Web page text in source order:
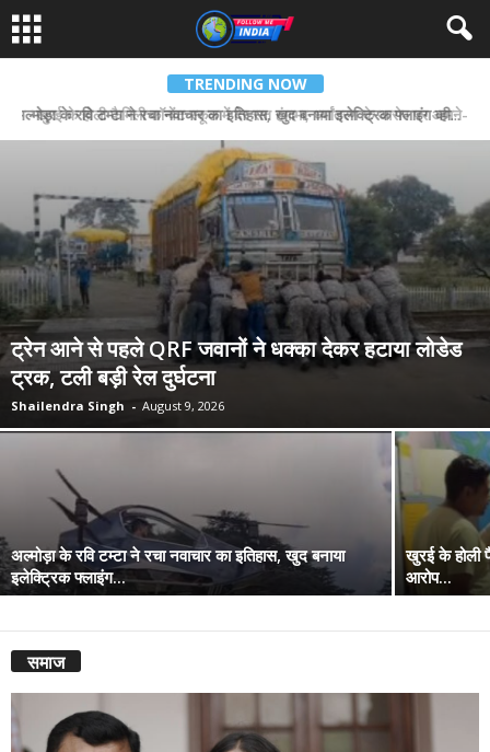
TRENDING NOW
अल्मोड़ा के रवि टम्टा ने रचा नवाचार का इतिहास, खुद बनाया इलेक्ट्रिक फ्लाइंग व्हीकल खुरई के होली फैमिली कॉन्वेंट स्कूल में देर रात हंगामा, धर्मांतरण के आरोप पर आमने-सामने आए हिंदू संगठन और स्कूल प्रबंधन
ट्रेन आने से पहले QRF जवानों ने धक्का देकर हटाया लोडेड
ट्रक, टली बड़ी रेल दुर्घटना
Shailendra Singh - August 9, 2026
अल्मोड़ा के रवि टम्टा ने रचा नवाचार का इतिहास, खुद बनाया
इलेक्ट्रिक फ्लाइंग...
खुरई के होली
आरोप...
समाज